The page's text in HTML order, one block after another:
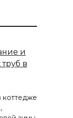
и
в
коттедже